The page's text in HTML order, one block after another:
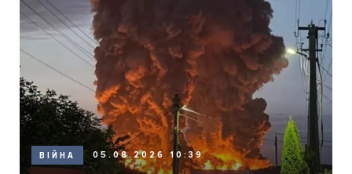
ВІЙНА 05.08.2026 10:39